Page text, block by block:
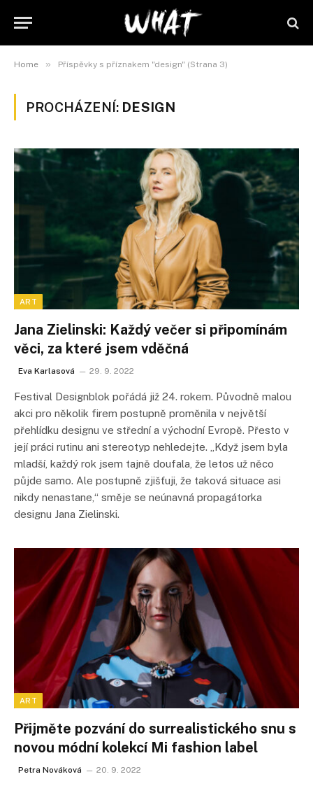
Home » Příspěvky s příznakem "design" (Strana 3)
PROCHÁZENÍ: DESIGN
ART
Jana Zielinski: Každý večer si připomínám
věci, za které jsem vděčná
Eva Karlasová 29. 9. 2022
Festival Designblok pořádá již 24. rokem. Původně malou
akci pro několik firem postupně proměnila v největší
přehlídku designu ve střední a východní Evropě. Přesto v
její práci rutinu ani stereotyp nehledejte. „Když jsem byla
mladší, každý rok jsem tajně doufala, že letos už něco
půjde samo. Ale postupně zjišťuji, že taková situace asi
nikdy nenastane,“ směje se neúnavná propagátorka
designu Jana Zielinski.
ART
Přijměte pozvání do surrealistického snu s
novou módní kolekcí Mi fashion label
Petra Nováková 20. 9. 2022